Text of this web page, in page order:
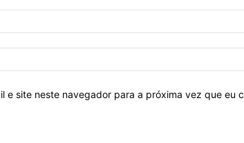
e site neste navegador para a próxima vez que eu